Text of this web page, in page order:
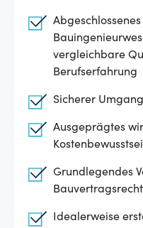
vergleichbare
Berufserfahrung
Sicherer
Ausgeprägtes
Grundlegendes
Idealerweise